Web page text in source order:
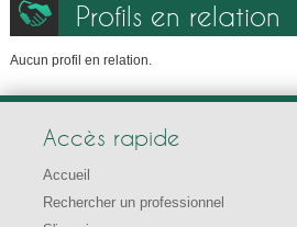
Profils en relation
Aucun profil en relation.
Accès rapide
Accueil
Rechercher un professionnel